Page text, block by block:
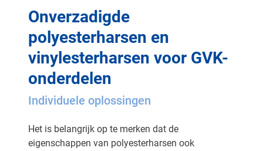
Onverzadigde
polyesterharsen en
vinylesterharsen voor GVK-
onderdelen
Individuele oplossingen
Het is belangrijk op te merken dat de
eigenschappen van polyesterharsen ook